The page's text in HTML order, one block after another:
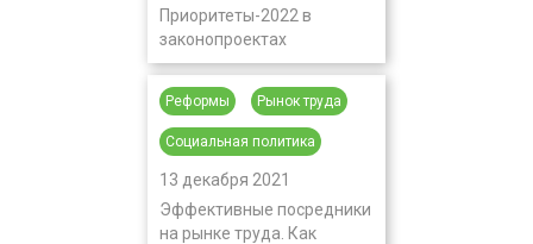
Приоритеты-2022 в
законопроектах
Реформы Рынок труда
Социальная политика
13 декабря 2021
Эффективные посредники
на рынке труда. Как